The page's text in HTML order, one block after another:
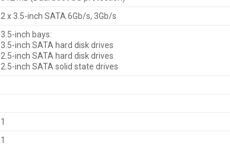
2 x 3.5-inch SATA 6Gb/s, 3Gb/s
3.5-inch bays:
3.5-inch SATA hard disk drives
2.5-inch SATA hard disk drives
2.5-inch SATA solid state drives
1
1